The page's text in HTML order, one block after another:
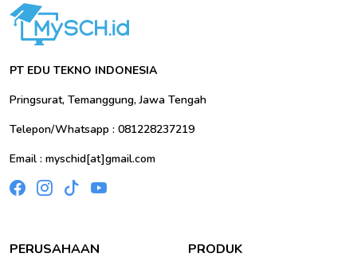
PT EDU TEKNO INDONESIA
Pringsurat, Temanggung, Jawa Tengah
Telepon/Whatsapp : 081228237219
Email : myschid[at]gmail.com
PERUSAHAAN PRODUK